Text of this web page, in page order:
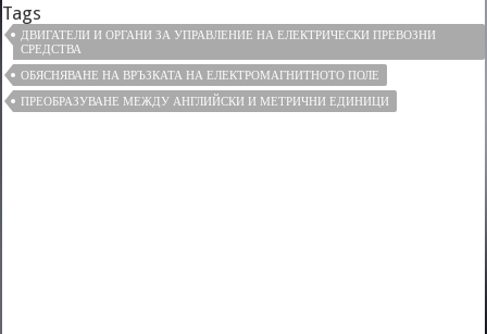
Tags
ДВИГАТЕЛИ И ОРГАНИ ЗА УПРАВЛЕНИЕ НА ЕЛЕКТРИЧЕСКИ ПРЕВОЗНИ
СРЕДСТВА
ОБЯСНЯВАНЕ НА ВРЪЗКАТА НА ЕЛЕКТРОМАГНИТНОТО ПОЛЕ
ПРЕОБРАЗУВАНЕ МЕЖДУ АНГЛИЙСКИ И МЕТРИЧНИ ЕДИНИЦИ